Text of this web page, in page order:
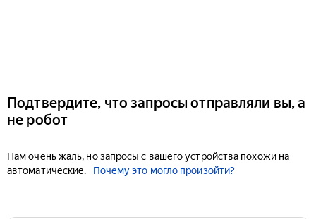
Подтвердите, что запросы отправляли вы, а
не робот
Нам очень жаль, но запросы с вашего устройства похожи на
автоматические.
Почему это могло произойти?